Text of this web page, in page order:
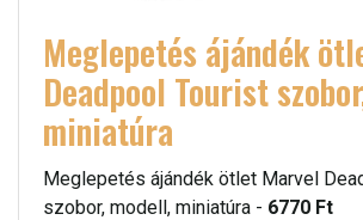
Meglepetés ájándék
Deadpool Tourist
miniatúra
Meglepetés ájándék ötlet Marvel
szobor, modell, miniatúra - 6770 Ft